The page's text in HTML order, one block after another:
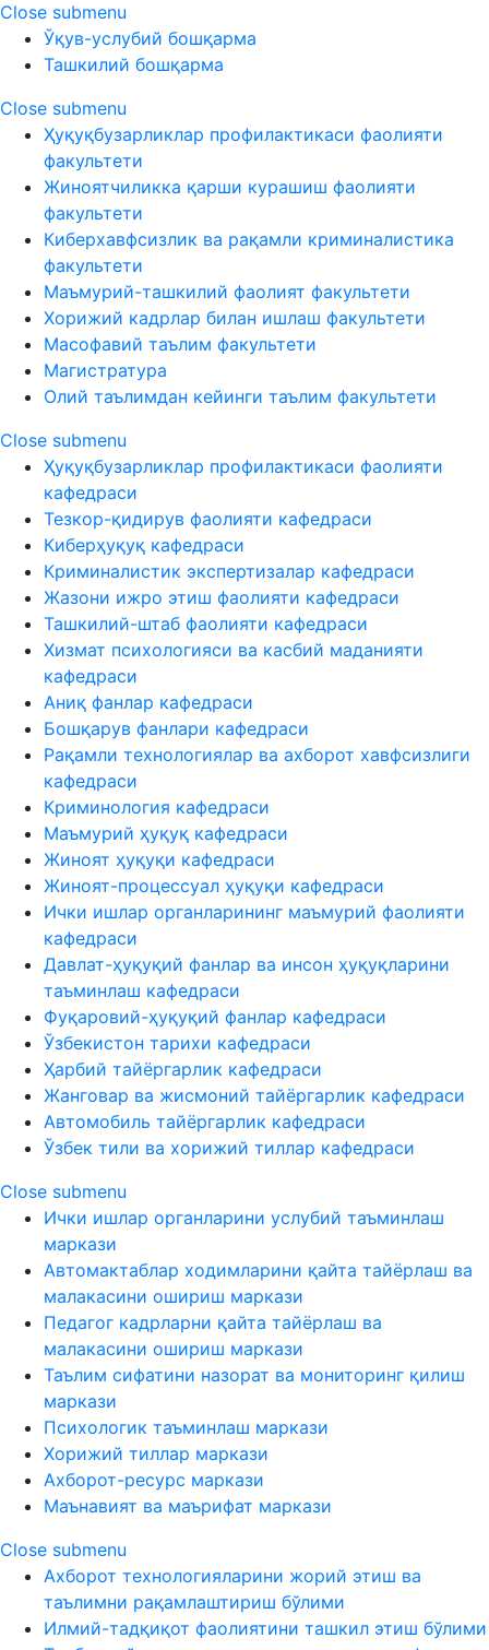
Close submenu
Ўқув-услубий бошқарма
Ташкилий бошқарма
Close submenu
Ҳуқуқбузарликлар профилактикаси фаолияти
факультети
Жиноятчиликка қарши курашиш фаолияти
факультети
Киберхавфсизлик ва рақамли криминалистика
факультети
Маъмурий-ташкилий фаолият факультети
Хорижий кадрлар билан ишлаш факультети
Масофавий таълим факультети
Магистратура
Олий таълимдан кейинги таълим факультети
Close submenu
Ҳуқуқбузарликлар профилактикаси фаолияти
кафедраси
Тезкор-қидирув фаолияти кафедраси
Киберҳуқуқ кафедраси
Криминалистик экспертизалар кафедраси
Жазони ижро этиш фаолияти кафедраси
Ташкилий-штаб фаолияти кафедраси
Хизмат психологияси ва касбий маданияти
кафедраси
Аниқ фанлар кафедраси
Бошқарув фанлари кафедраси
Рақамли технологиялар ва ахборот хавфсизлиги
кафедраси
Криминология кафедраси
Маъмурий ҳуқуқ кафедраси
Жиноят ҳуқуқи кафедраси
Жиноят-процессуал ҳуқуқи кафедраси
Ички ишлар органларининг маъмурий фаолияти
кафедраси
Давлат-ҳуқуқий фанлар ва инсон ҳуқуқларини
таъминлаш кафедраси
Фуқаровий-ҳуқуқий фанлар кафедраси
Ўзбекистон тарихи кафедраси
Ҳарбий тайёргарлик кафедраси
Жанговар ва жисмоний тайёргарлик кафедраси
Автомобиль тайёргарлик кафедраси
Ўзбек тили ва хорижий тиллар кафедраси
Close submenu
Ички ишлар органларини услубий таъминлаш
маркази
Автомактаблар ходимларини қайта тайёрлаш ва
малакасини ошириш маркази
Педагог кадрларни қайта тайёрлаш ва
малакасини ошириш маркази
Таълим сифатини назорат ва мониторинг қилиш
маркази
Психологик таъминлаш маркази
Хорижий тиллар маркази
Ахборот-ресурс маркази
Маънавият ва маърифат маркази
Close submenu
Ахборот технологияларини жорий этиш ва
таълимни рақамлаштириш бўлими
Илмий-тадқиқот фаолиятини ташкил этиш бўлими